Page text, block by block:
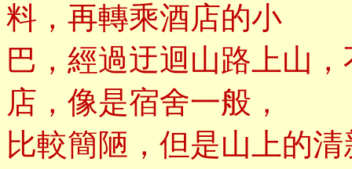
料，再轉乘酒店的小
巴，經過迂迴山路上山
店，像是宿舍一般，
比較簡陋，但是山上的